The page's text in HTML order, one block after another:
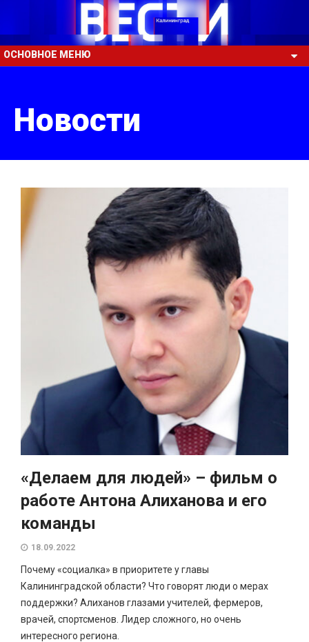
ОСНОВНОЕ МЕНЮ
Новости
«Делаем для людей» – фильм о
работе Антона Алиханова и его
команды
18.09.2022
Почему «социалка» в приоритете у главы
Калининградской области? Что говорят люди о мерах
поддержки? Алиханов глазами учителей, фермеров,
врачей, спортсменов. Лидер сложного, но очень
интересного региона.